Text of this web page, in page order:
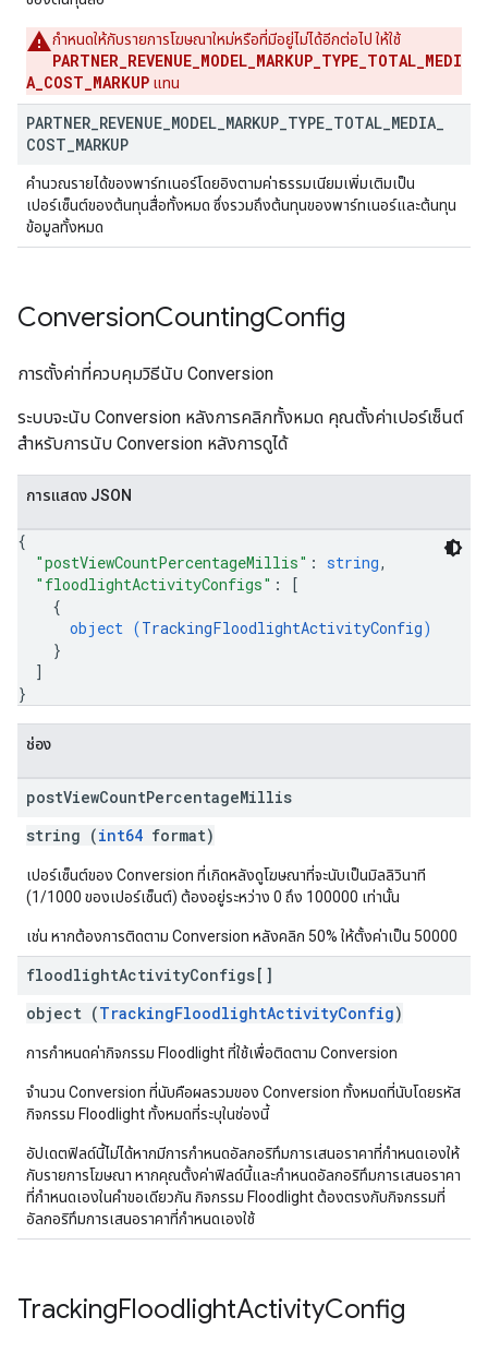
กำหนดให้กับรายการโฆษณาใหม่หรือที่มีอยู่ไม่ได้อีกต่อไป ให้ใช้
PARTNER_REVENUE_MODEL_MARKUP_TYPE_TOTAL_MEDI
A_COST_MARKUP แทน
PARTNER REVENUE MODEL MARKUP TYPE TOTAL MEDIA
COST MARKUP
คํานวณรายได้ของพาร์ทเนอร์โดยอิงตามค่าธรรมเนียมเพิ่มเติมเป็น
เปอร์เซ็นต์ของต้นทุนสื่อทั้งหมด ซึ่งรวมถึงต้นทุนของพาร์ทเนอร์และต้นทุน
ข้อมูลทั้งหมด
ConversionCountingConfig
การตั้งค่าที่ควบคุมวิธีนับ Conversion
ระบบจะนับ Conversion หลังการคลิกทั้งหมด คุณตั้งค่าเปอร์เซ็นต์
สำหรับการนับ Conversion หลังการดูได้
การแสดง JSON
{
"postViewCountPercentageMillis" : string,
"floodlightActivityConfigs" :
[
{
object (TrackingFloodlightActivityConfig)
}
]
}
ช่อง
postViewCountPercentageMillis
string (int64 format)
เปอร์เซ็นต์ของ Conversion ที่เกิดหลังดูโฆษณาที่จะนับเป็นมิลลิวินาที
(1/1000 ของเปอร์เซ็นต์) ต้องอยู่ระหว่าง 0 ถึง 100000 เท่านั้น
เช่น หากต้องการติดตาม Conversion หลังคลิก 50% ให้ตั้งค่าเป็น 50000
floodlightActivityConfigs[]
object (TrackingFloodlightActivityConfig)
การกำหนดค่ากิจกรรม Floodlight ที่ใช้เพื่อติดตาม Conversion
จํานวน Conversion ที่นับคือผลรวมของ Conversion ทั้งหมดที่นับโดยรหัส
กิจกรรม Floodlight ทั้งหมดที่ระบุในช่องนี้
อัปเดตฟิลด์นี้ไม่ได้หากมีการกําหนดอัลกอริทึมการเสนอราคาที่กําหนดเองให้
กับรายการโฆษณา หากคุณตั้งค่าฟิลด์นี้และกําหนดอัลกอริทึมการเสนอราคา
ที่กําหนดเองในคําขอเดียวกัน กิจกรรม Floodlight ต้องตรงกับกิจกรรมที่
อัลกอริทึมการเสนอราคาที่กําหนดเองใช้
TrackingFloodlightActivityConfig